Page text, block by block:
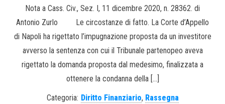
Nota a Cass. Civ., Sez. I, 11 dicembre 2020, n. 28362. di
Antonio Zurlo Le circostanze di fatto. La Corte d’Appello
di Napoli ha rigettato l’impugnazione proposta da un investitore
avverso la sentenza con cui il Tribunale partenopeo aveva
rigettato la domanda proposta dal medesimo, finalizzata a
ottenere la condanna della […]
Categoria: Diritto Finanziario, Rassegna